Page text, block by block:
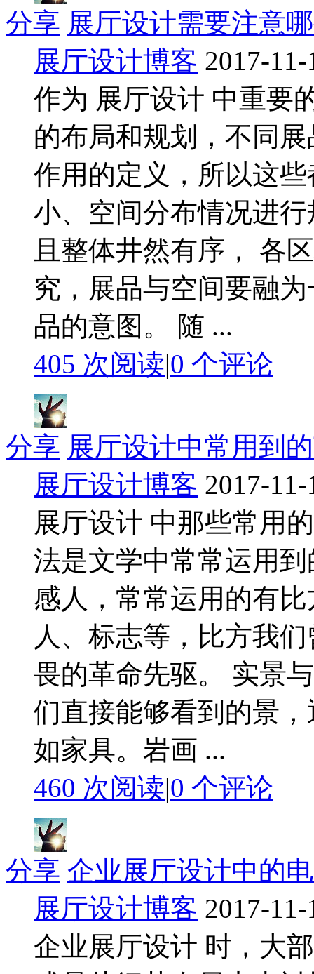
分享 展厅设计需要注意
展厅设计博客 2017-
作为 展厅设计 中重要
的布局和规划，不同
作用的定义，所以这
小、空间分布情况进
且整体井然有序， 各
究，展品与空间要融
品的意图。 随 ...
405 次阅读|0 个评论
分享 展厅设计中常用到
展厅设计博客 2017-
展厅设计 中那些常用
法是文学中常常运用
感人，常常运用的有
人、标志等，比方我
畏的革命先驱。 实景
们直接能够看到的景
如家具。岩画 ...
460 次阅读|0 个评论
分享 企业展厅设计中的
展厅设计博客 2017-
企业展厅设计 时，大